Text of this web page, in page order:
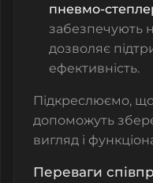
пневмо-
забезпечують
дозволяє
ефективність.
Підкреслюємо, що
допоможуть
вигляд і
Переваги